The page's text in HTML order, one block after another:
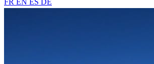
FR EN ES DE